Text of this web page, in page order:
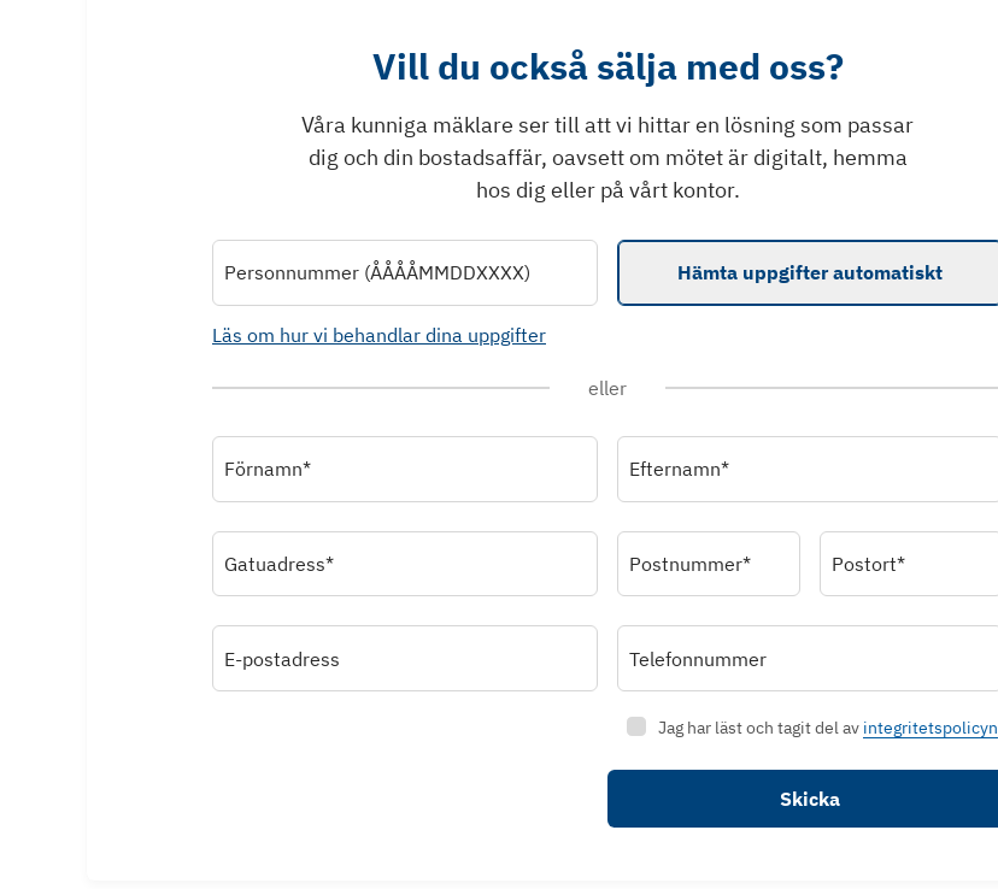
Vill du också sälja med oss?
Våra kunniga mäklare ser till att vi hittar en lösning som passar
dig och din bostadsaffär, oavsett om mötet är digitalt, hemma
hos dig eller på vårt kontor.
Personnummer (ÅÅÅÅMMDDXXXX) Hämta uppgifter automatiskt
Läs om hur vi behandlar dina uppgifter
eller
Förnamn* Efternamn*
Gatuadress* Postnummer* Postort*
E-postadress Telefonnummer
Jag har läst och tagit del av integritetspolicyn
Skicka